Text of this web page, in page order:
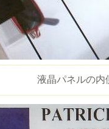
液晶パネルの内